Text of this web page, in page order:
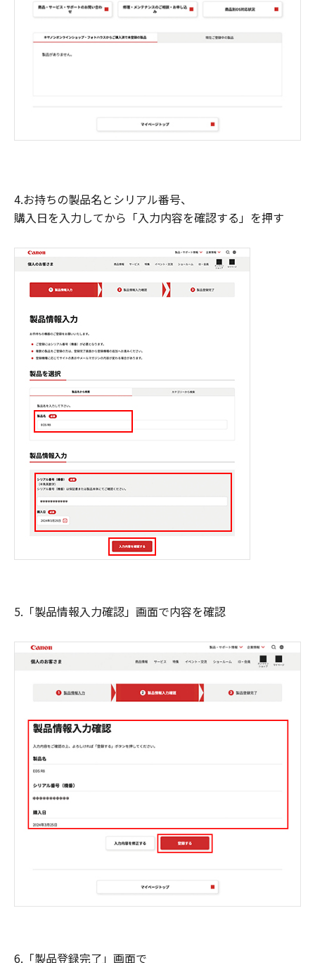
4.お持ちの製品名とシリアル番号、
購入日を入力してから「入力内容を確認する」を押す
5.「製品情報入力確認」画面で内容を確認
6.「製品登録完了」画面で